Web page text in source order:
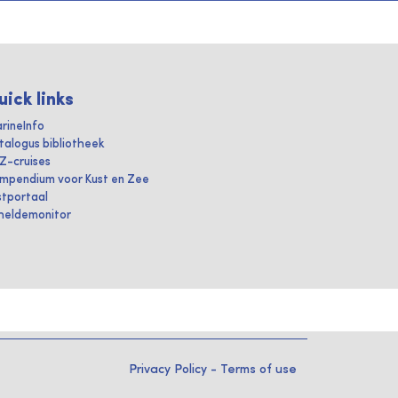
links
bibliotheek
cruises
voor Kust en Zee
Privacy Policy - Terms of use